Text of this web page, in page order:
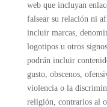
web que incluyan
falsear su relación ni
incluir marcas,
logotipos u otros
podrán incluir
gusto, obscenos,
violencia o la
religión, contrarios al